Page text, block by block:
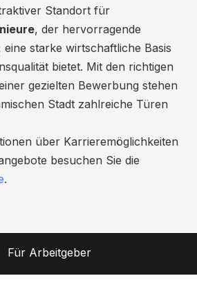
Standort für
, der hervorragende
starke wirtschaftliche Basis
bietet. Mit den richtigen
gezielten Bewerbung stehen
Stadt zahlreiche Türen
über Karrieremöglichkeiten
besuchen Sie die
.
Für Arbeitgeber